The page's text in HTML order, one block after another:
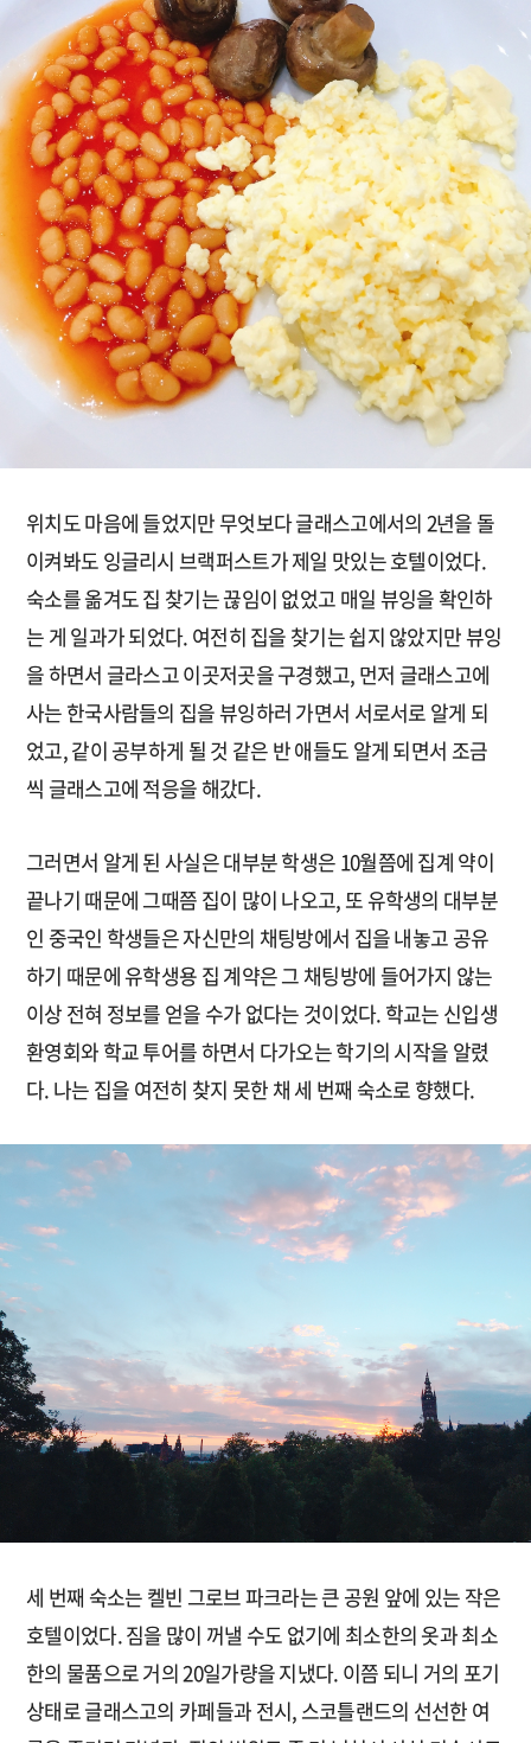
위치도 마음에 들었지만 무엇보다 글래스고에서의 2년을 돌
이켜봐도 잉글리시 브랙퍼스트가 제일 맛있는 호텔이었다.
숙소를 옮겨도 집 찾기는 끊임이 없었고 매일 뷰잉을 확인하
는 게 일과가 되었다. 여전히 집을 찾기는 쉽지 않았지만 뷰잉
을 하면서 글라스고 이곳저곳을 구경했고, 먼저 글래스고에
사는 한국사람들의 집을 뷰잉하러 가면서 서로서로 알게 되
었고, 같이 공부하게 될 것 같은 반 애들도 알게 되면서 조금
씩 글래스고에 적응을 해갔다.
그러면서 알게 된 사실은 대부분 학생은 10월쯤에 집계 약이
끝나기 때문에 그때쯤 집이 많이 나오고, 또 유학생의 대부분
인 중국인 학생들은 자신만의 채팅방에서 집을 내놓고 공유
하기 때문에 유학생용 집 계약은 그 채팅방에 들어가지 않는
이상 전혀 정보를 얻을 수가 없다는 것이었다. 학교는 신입생
환영회와 학교 투어를 하면서 다가오는 학기의 시작을 알렸
다. 나는 집을 여전히 찾지 못한 채 세 번째 숙소로 향했다.
세 번째 숙소는 켈빈 그로브 파크라는 큰 공원 앞에 있는 작은
호텔이었다. 짐을 많이 꺼낼 수도 없기에 최소한의 옷과 최소
한의 물품으로 거의 20일가량을 지냈다. 이쯤 되니 거의 포기
상태로 글래스고의 카페들과 전시, 스코틀랜드의 선선한 여